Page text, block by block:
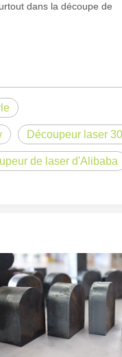
le Pacifique
dans la découpe de
Découpeur laser
de laser d'Alibaba